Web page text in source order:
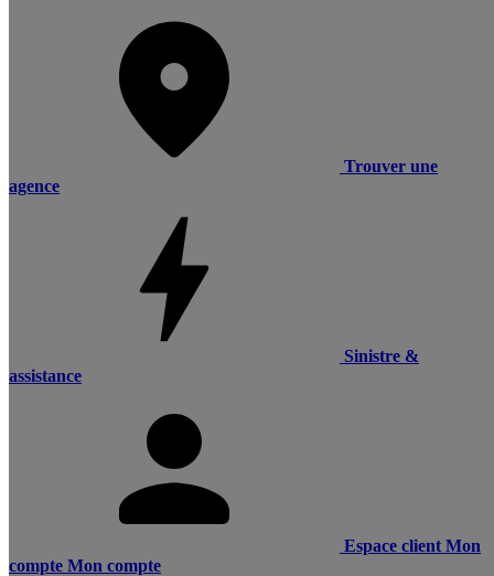
Trouver une
agence
Sinistre &
assistance
Espace client Mon
compte Mon compte